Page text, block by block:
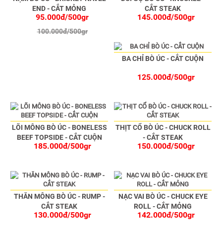
END - CẮT MỎNG
95.000đ/500gr
100.000đ/500gr
CẮT STEAK
145.000đ/500gr
BA CHỈ BÒ ÚC - CẮT CUỘN
125.000đ/500gr
LÕI MÔNG BÒ ÚC - BONELESS
BEEF TOPSIDE - CẮT CUỘN
185.000đ/500gr
THỊT CỔ BÒ ÚC - CHUCK ROLL
- CẮT STEAK
150.000đ/500gr
THĂN MÔNG BÒ ÚC - RUMP -
CẮT STEAK
130.000đ/500gr
NẠC VAI BÒ ÚC - CHUCK EYE
ROLL - CẮT MỎNG
142.000đ/500gr